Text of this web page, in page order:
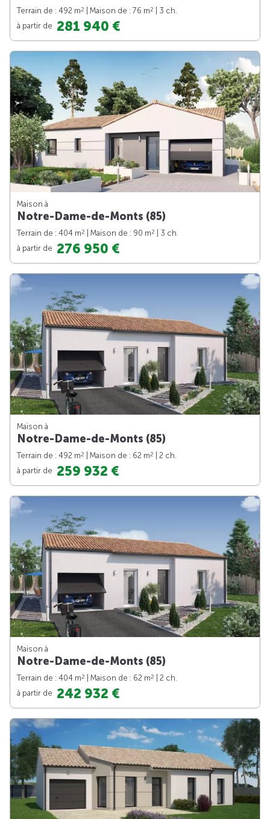
Terrain de : 492 m2 | Maison de : 76 m2
| 3 ch.
à partir de 281 940 €
Maison à
Notre-Dame-de-Monts (85)
Terrain de : 404 m2 | Maison de : 90 m2
| 3 ch.
à partir de 276 950 €
Maison à
Notre-Dame-de-Monts (85)
Terrain de : 492 m2 | Maison de : 62 m2
| 2 ch.
à partir de 259 932 €
Maison à
Notre-Dame-de-Monts (85)
Terrain de : 404 m2 | Maison de : 62 m2
| 2 ch.
à partir de 242 932 €